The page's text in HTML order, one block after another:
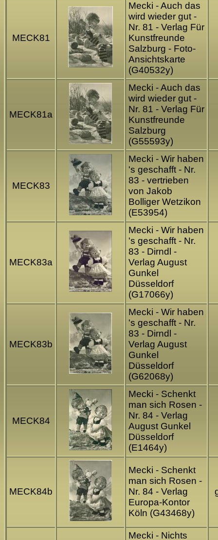
MECK81
Mecki - Auch das
wird wieder gut -
Nr. 81 - Verlag Für
Kunstfreunde
Salzburg - Foto-
Ansichtskarte
(G40532y)
MECK81a
Mecki - Auch das
wird wieder gut -
Nr. 81 - Verlag Für
Kunstfreunde
Salzburg
(G55593y)
MECK83
Mecki - Wir haben
's geschafft - Nr.
83 - vertrieben
von Jakob
Bolliger Wetzikon
(E53954)
MECK83a
Mecki - Wir haben
's geschafft - Nr.
83 - Dirndl -
Verlag August
Gunkel
Düsseldorf
(G17066y)
MECK83b
Mecki - Wir haben
's geschafft - Nr.
83 - Dirndl -
Verlag August
Gunkel
Düsseldorf
(G62068y)
MECK84
Mecki - Schenkt
man sich Rosen -
Nr. 84 - Verlag
August Gunkel
Düsseldorf
(E1464y)
MECK84b
Mecki - Schenkt
man sich Rosen -
Nr. 84 - Verlag
Europa-Kontor
Köln (G43468y)
Mecki - Nichts